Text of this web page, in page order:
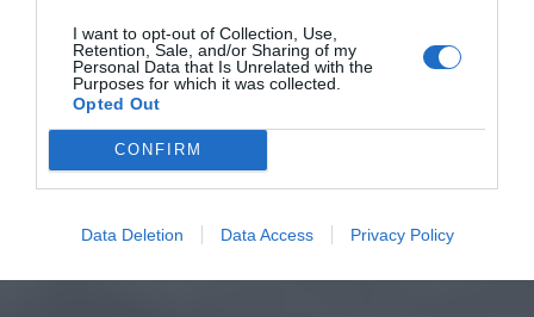
I want to opt-out of Collection, Use,
Retention, Sale, and/or Sharing of my
Personal Data that Is Unrelated with the
Purposes for which it was collected.
Opted Out
CONFIRM
Data Deletion Data Access Privacy Policy